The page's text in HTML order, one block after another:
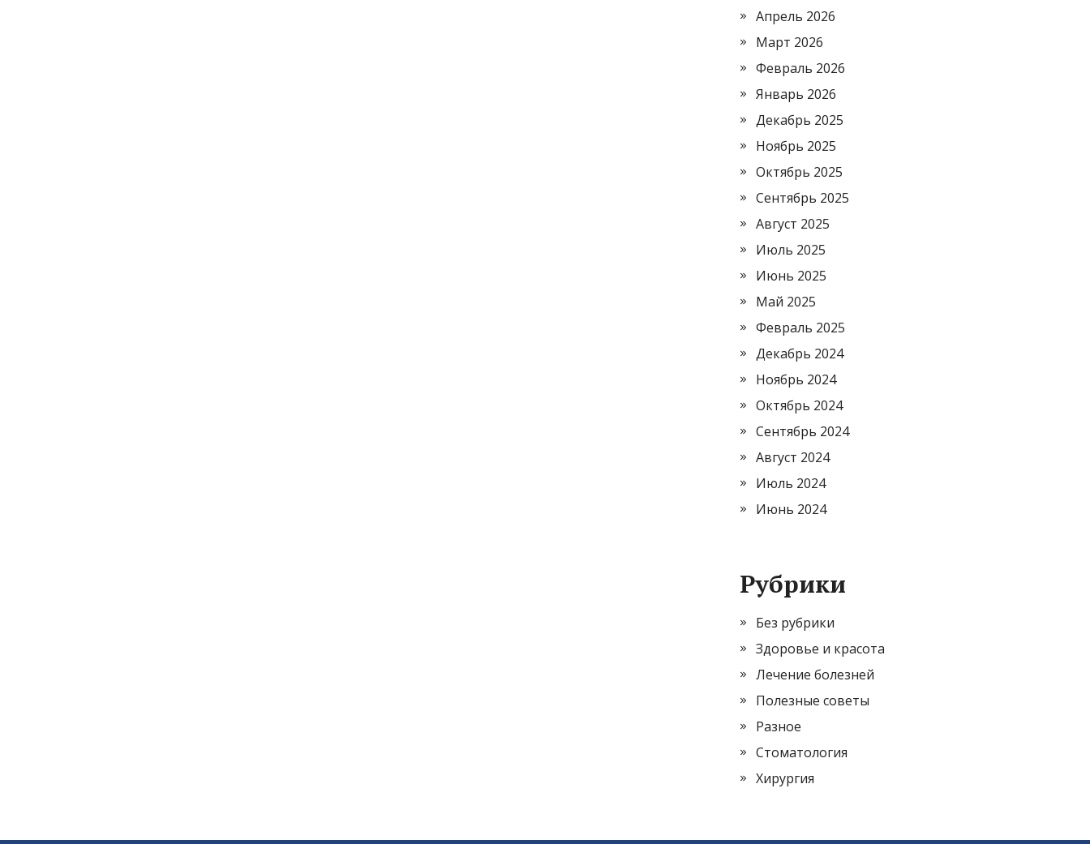
Апрель 2026
Март 2026
Февраль 2026
Январь 2026
Декабрь 2025
Ноябрь 2025
Октябрь 2025
Сентябрь 2025
Август 2025
Июль 2025
Июнь 2025
Май 2025
Февраль 2025
Декабрь 2024
Ноябрь 2024
Октябрь 2024
Сентябрь 2024
Август 2024
Июль 2024
Июнь 2024
Рубрики
Без рубрики
Здоровье и красота
Лечение болезней
Полезные советы
Разное
Стоматология
Хирургия